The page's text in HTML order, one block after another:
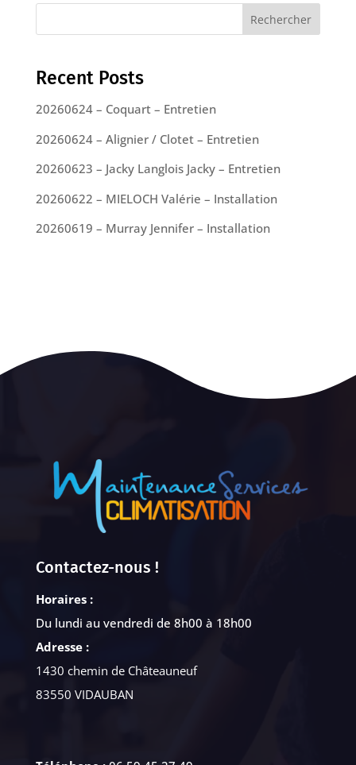
Rechercher
Recent Posts
20260624 – Coquart – Entretien
20260624 – Alignier / Clotet – Entretien
20260623 – Jacky Langlois Jacky – Entretien
20260622 – MIELOCH Valérie – Installation
20260619 – Murray Jennifer – Installation
Contactez-nous !
Horaires :
Du lundi au vendredi de 8h00 à 18h00
Adresse :
1430 chemin de Châteauneuf
83550 VIDAUBAN